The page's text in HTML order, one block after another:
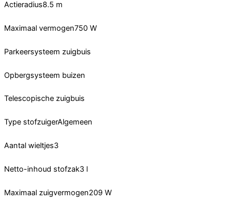
Actieradius8.5 m
Maximaal vermogen750 W
Parkeersysteem zuigbuis
Opbergsysteem buizen
Telescopische zuigbuis
Type stofzuigerAlgemeen
Aantal wieltjes3
Netto-inhoud stofzak3 l
Maximaal zuigvermogen209 W